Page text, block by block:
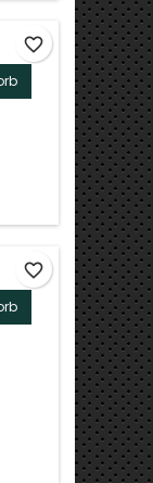
favorite_border
favorite_border